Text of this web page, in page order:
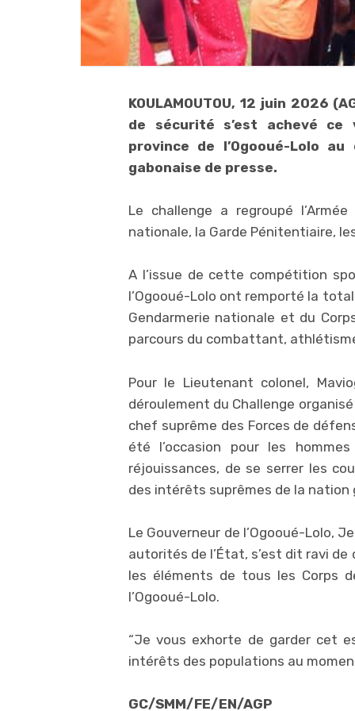
KOULAMOUTOU, 12 juin 2026
de sécurité s’est achevé ce
province de l’Ogooué-Lolo
gabonaise de presse.
Le challenge a regroupé
nationale, la Garde Pénitentiaire,
A l’issue de cette compétition
l’Ogooué-Lolo ont remporté la
Gendarmerie nationale et du
parcours du combattant,
Pour le Lieutenant colonel,
déroulement du Challenge
chef suprême des Forces de
été l’occasion pour les
réjouissances, de se serrer les
des intérêts suprêmes de la nation
Le Gouverneur de l’Ogooué-Lolo,
autorités de l’État, s’est dit ravi
les éléments de tous les Corps
l’Ogooué-Lolo.
“Je vous exhorte de garder cet
intérêts des populations au
GC/SMM/FE/EN/AGP